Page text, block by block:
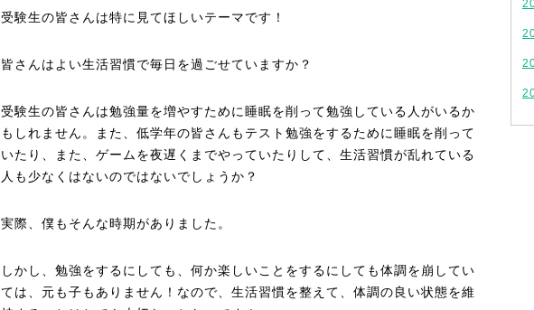
受験生の皆さんは特に見てほしいテーマです！
皆さんはよい生活習慣で毎日を過ごせていますか？
受験生の皆さんは勉強量を増やすために睡眠を削って勉強している人がいるか
もしれません。また、低学年の皆さんもテスト勉強をするために睡眠を削って
いたり、また、ゲームを夜遅くまでやっていたりして、生活習慣が乱れている
人も少なくはないのではないでしょうか？
実際、僕もそんな時期がありました。
しかし、勉強をするにしても、何か楽しいことをするにしても体調を崩してい
ては、元も子もありません！なので、生活習慣を整えて、体調の良い状態を維